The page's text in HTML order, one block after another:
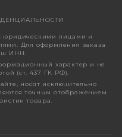
юридическими лицами и
Для оформления заказа
ИНН.
характер и не
(ст. 437 ГК РФ).
носят исключительно
точным отображением
товара.